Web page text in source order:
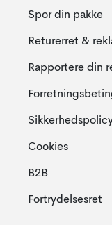
Spor din pakke
Returerret &
Rapportere din
Cookies
B2B
Fortrydelsesret